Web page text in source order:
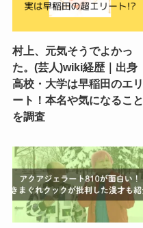
村上、元気そうでよかっ
た。(芸人)wiki経歴｜出身
高校・大学は早稲田のエリ
ート！本名や気になること
を調査